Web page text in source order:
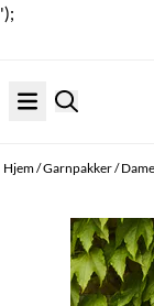
');
Hjem/Garnpakker/Dame